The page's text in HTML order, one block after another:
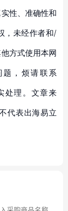
性、准确性和
，未经作者和/
方式使用本网
，烦请联系
处理。文章来
代表出海易立